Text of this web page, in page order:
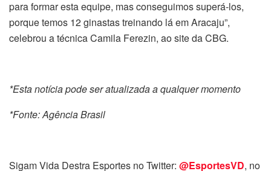
para formar esta equipe, mas conseguimos superá-los,
porque temos 12 ginastas treinando lá em Aracaju”,
celebrou a técnica Camila Ferezin, ao site da CBG.
*Esta notícia pode ser atualizada a qualquer momento
*Fonte: Agência Brasil
Sigam Vida Destra Esportes no Twitter: @EsportesVD, no